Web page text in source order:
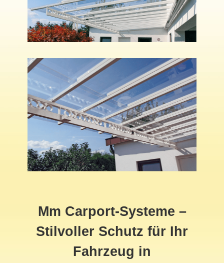
Mm Carport-Systeme –
Stilvoller Schutz für Ihr
Fahrzeug in